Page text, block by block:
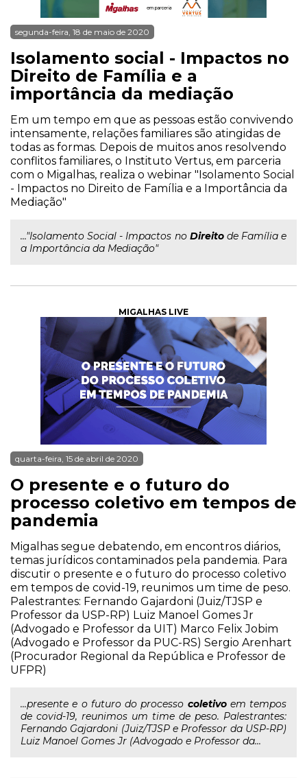
segunda-feira, 18 de maio de 2020
Isolamento social - Impactos no
Direito de Família e a
importância da mediação
Em um tempo em que as pessoas estão convivendo
intensamente, relações familiares são atingidas de
todas as formas. Depois de muitos anos resolvendo
conflitos familiares, o Instituto Vertus, em parceria
com o Migalhas, realiza o webinar "Isolamento Social
- Impactos no Direito de Família e a Importância da
Mediação"
..."Isolamento Social - Impactos no Direitode Família e
a Importância da Mediação"
MIGALHAS LIVE
quarta-feira, 15 de abril de 2020
O presente e o futuro do
processo coletivo em tempos de
pandemia
Migalhas segue debatendo, em encontros diários,
temas jurídicos contaminados pela pandemia. Para
discutir o presente e o futuro do processo coletivo
em tempos de covid-19, reunimos um time de peso.
Palestrantes: Fernando Gajardoni (Juiz/TJSP e
Professor da USP-RP) Luiz Manoel Gomes Jr
(Advogado e Professor da UIT) Marco Felix Jobim
(Advogado e Professor da PUC-RS) Sergio Arenhart
(Procurador Regional da República e Professor de
UFPR)
...presente e o futuro do processo coletivoem tempos
de covid-19, reunimos um time de peso. Palestrantes:
Fernando Gajardoni (Juiz/TJSP e Professor da USP-RP)
Luiz Manoel Gomes Jr (Advogado e Professor da...